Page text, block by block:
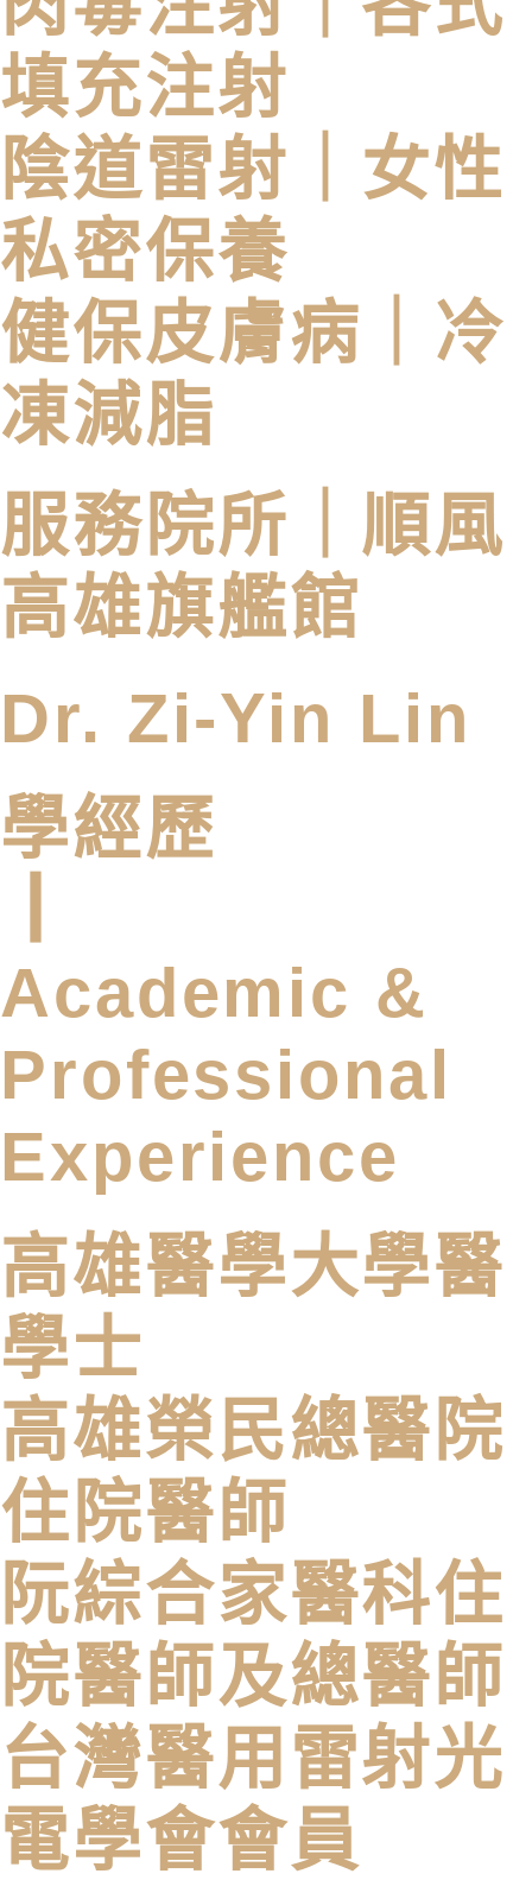
填充注射
陰道雷射｜女性
私密保養
健保皮膚病｜冷
凍減脂
服務院所｜ 順風
高雄旗艦館
Dr. Zi-Yin Lin
學經歷
Academic &
Professional
Experience
高雄醫學大學醫
學士
高雄榮民總醫院
住院醫師
阮綜合家醫科住
院醫師及總醫師
台灣醫用雷射光
電學會會員